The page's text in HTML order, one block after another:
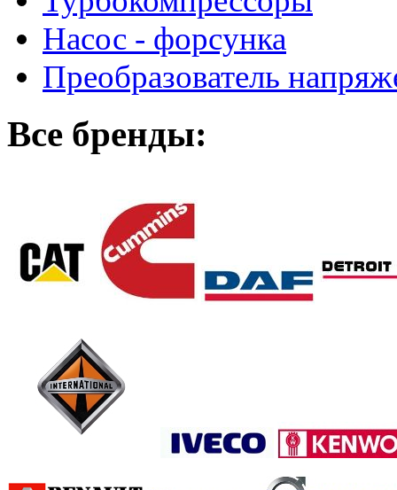
Насос - форсунка
Преобразователь
Все бренды: